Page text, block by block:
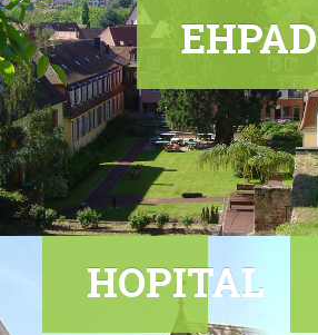
EHPAD
HOPITAL